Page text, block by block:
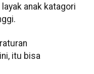
anak katagori
itu bisa